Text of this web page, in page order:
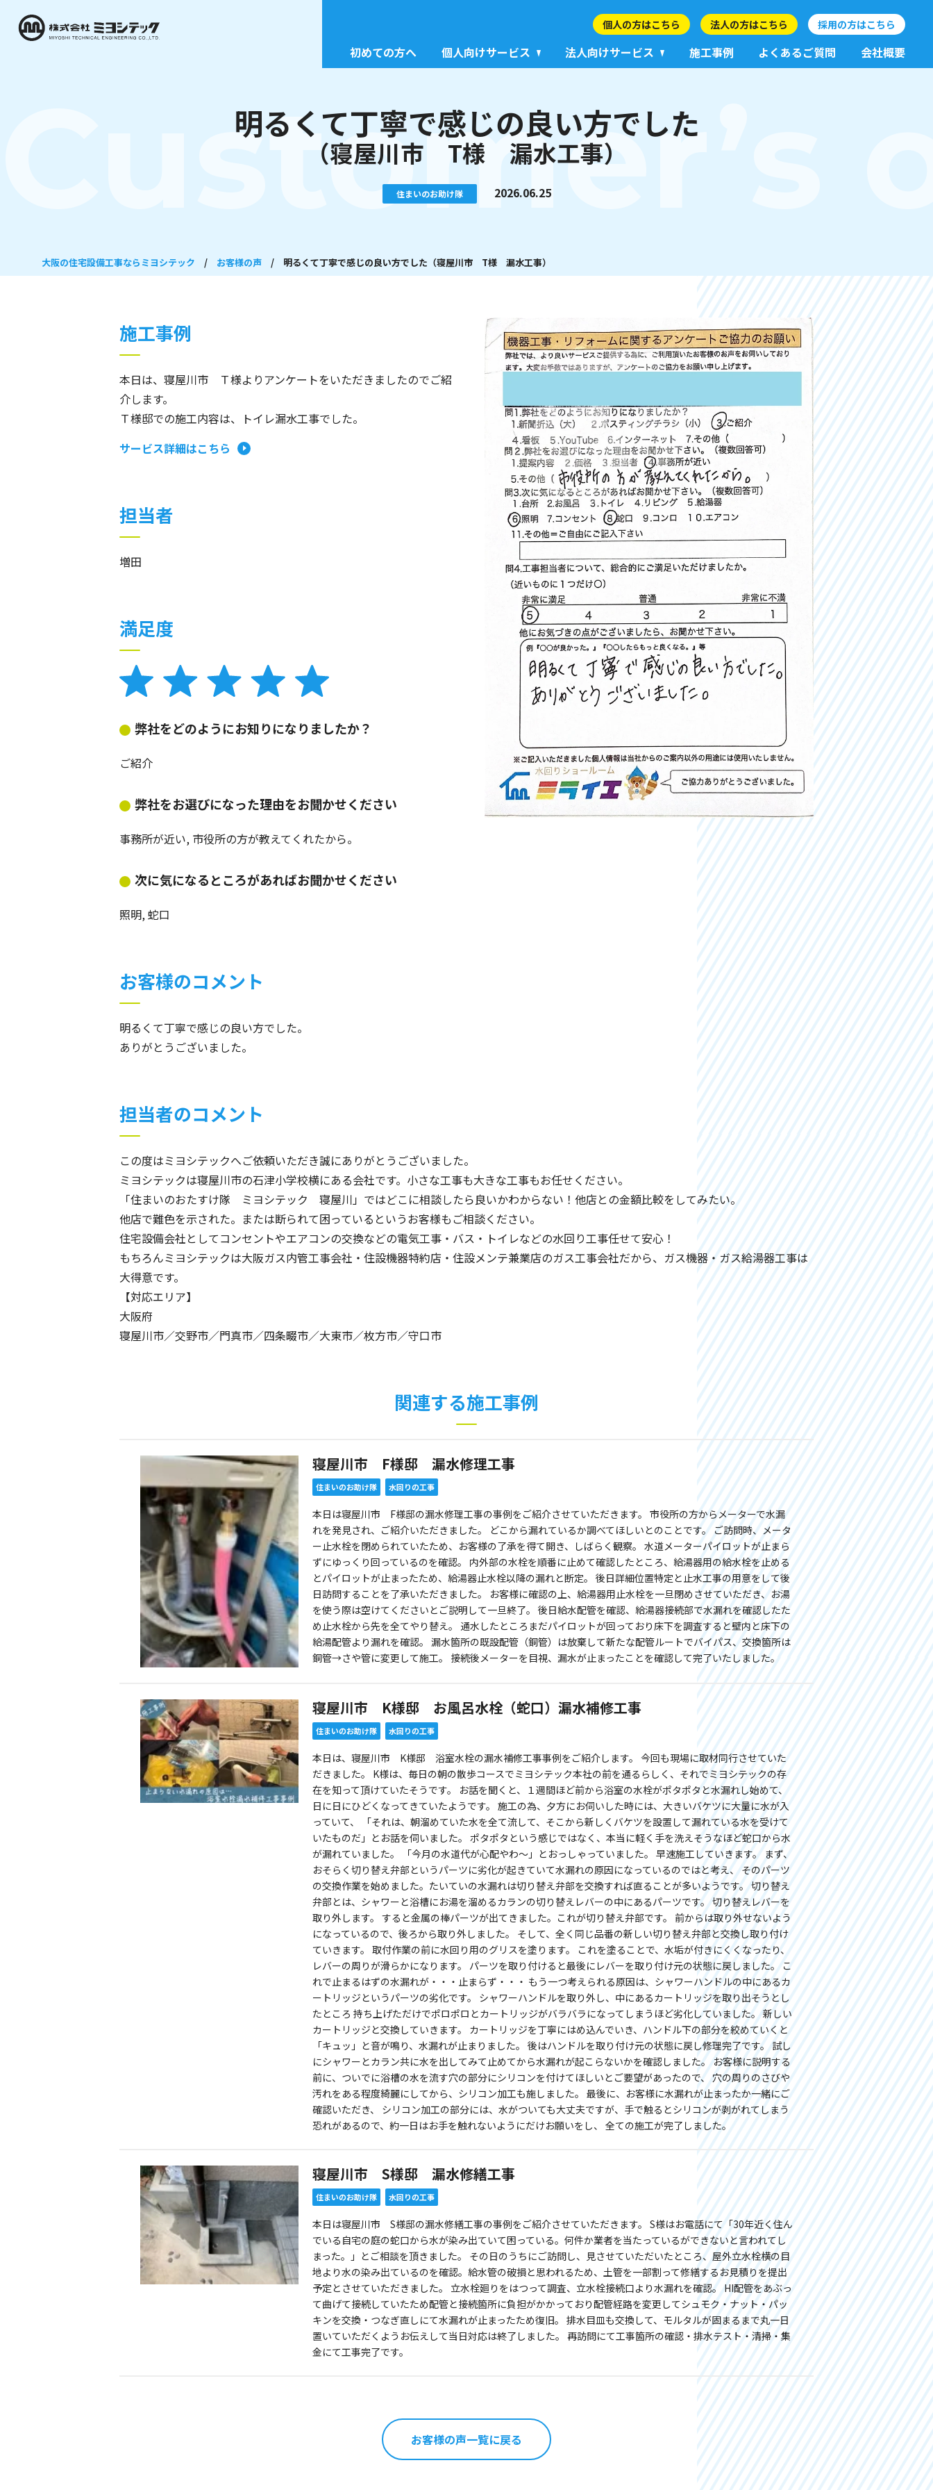
個人の方はこちら 法人の方はこちら 採用の方はこちら
初めての方へ 個人向けサービス 法人向けサービス 施工事例 よくあるご質問 会社概要
明るくて丁寧で感じの良い方でした
（寝屋川市 T様 漏水工事）
住まいのお助け隊 2026.06.25
大阪の住宅設備工事ならミヨシテック / お客様の声 / 明るくて丁寧で感じの良い方でした（寝屋川市 T様 漏水工事）
施工事例
本日は、寝屋川市 Ｔ様よりアンケートをいただきましたのでご紹
介します。
Ｔ様邸での施工内容は、トイレ漏水工事でした。
サービス詳細はこちら
担当者
増田
満足度
弊社をどのようにお知りになりましたか？
ご紹介
弊社をお選びになった理由をお聞かせください
事務所が近い, 市役所の方が教えてくれたから。
次に気になるところがあればお聞かせください
照明, 蛇口
お客様のコメント
明るくて丁寧で感じの良い方でした。
ありがとうございました。
担当者のコメント
この度はミヨシテックへご依頼いただき誠にありがとうございました。
ミヨシテックは寝屋川市の石津小学校横にある会社です。小さな工事も大きな工事もお任せください。
「住まいのおたすけ隊 ミヨシテック 寝屋川」ではどこに相談したら良いかわからない！他店との金額比較をしてみたい。
他店で難色を示された。または断られて困っているというお客様もご相談ください。
住宅設備会社としてコンセントやエアコンの交換などの電気工事・バス・トイレなどの水回り工事任せて安心！
もちろんミヨシテックは大阪ガス内管工事会社・住設機器特約店・住設メンテ兼業店のガス工事会社だから、ガス機器・ガス給湯器工事は
大得意です。
【対応エリア】
大阪府
寝屋川市／交野市／門真市／四条畷市／大東市／枚方市／守口市
関連する施工事例
寝屋川市 F様邸 漏水修理工事
住まいのお助け隊 水回りの工事
本日は寝屋川市 F様邸の漏水修理工事の事例をご紹介させていただきます。 市役所の方からメーターで水漏
れを発見され、ご紹介いただきました。 どこから漏れているか調べてほしいとのことです。 ご訪問時、メータ
ー止水栓を閉められていたため、お客様の了承を得て開き、しばらく観察。 水道メーターパイロットが止まら
ずにゆっくり回っているのを確認。 内外部の水栓を順番に止めて確認したところ、給湯器用の給水栓を止める
とパイロットが止まったため、給湯器止水栓以降の漏れと断定。 後日詳細位置特定と止水工事の用意をして後
日訪問することを了承いただきました。 お客様に確認の上、給湯器用止水栓を一旦閉めさせていただき、お湯
を使う際は空けてくださいとご説明して一旦終了。 後日給水配管を確認、給湯器接続部で水漏れを確認したた
め止水栓から先を全てやり替え。 通水したところまだパイロットが回っており床下を調査すると壁内と床下の
給湯配管より漏れを確認。 漏水箇所の既設配管（銅管）は放棄して新たな配管ルートでバイパス、交換箇所は
銅管→さや管に変更して施工。 接続後メーターを目視、漏水が止まったことを確認して完了いたしました。
寝屋川市 K様邸 お風呂水栓（蛇口）漏水補修工事
住まいのお助け隊 水回りの工事
本日は、寝屋川市 K様邸 浴室水栓の漏水補修工事事例をご紹介します。 今回も現場に取材同行させていた
だきました。 K様は、毎日の朝の散歩コースでミヨシテック本社の前を通るらしく、それでミヨシテックの存
在を知って頂けていたそうです。 お話を聞くと、１週間ほど前から浴室の水栓がポタポタと水漏れし始めて、
日に日にひどくなってきていたようです。 施工の為、夕方にお伺いした時には、大きいバケツに大量に水が入
っていて、 「それは、朝溜めていた水を全て流して、そこから新しくバケツを設置して漏れている水を受けて
いたものだ」とお話を伺いました。 ポタポタという感じではなく、本当に軽く手を洗えそうなほど蛇口から水
が漏れていました。 「今月の水道代が心配やわ～」とおっしゃっていました。 早速施工していきます。 まず、
おそらく切り替え弁部というパーツに劣化が起きていて水漏れの原因になっているのではと考え、 そのパーツ
の交換作業を始めました。たいていの水漏れは切り替え弁部を交換すれば直ることが多いようです。 切り替え
弁部とは、シャワーと浴槽にお湯を溜めるカランの切り替えレバーの中にあるパーツです。 切り替えレバーを
取り外します。 すると金属の棒パーツが出てきました。これが切り替え弁部です。 前からは取り外せないよう
になっているので、後ろから取り外しました。 そして、全く同じ品番の新しい切り替え弁部と交換し取り付け
ていきます。 取付作業の前に水回り用のグリスを塗ります。 これを塗ることで、水垢が付きにくくなったり、
レバーの周りが滑らかになります。 パーツを取り付けると最後にレバーを取り付け元の状態に戻しました。 こ
れで止まるはずの水漏れが・・・止まらず・・・ もう一つ考えられる原因は、シャワーハンドルの中にあるカ
ートリッジというパーツの劣化です。 シャワーハンドルを取り外し、中にあるカートリッジを取り出そうとし
たところ 持ち上げただけでポロポロとカートリッジがバラバラになってしまうほど劣化していました。 新しい
カートリッジと交換していきます。 カートリッジを丁寧にはめ込んでいき、ハンドル下の部分を絞めていくと
「キュッ」と音が鳴り、水漏れが止まりました。 後はハンドルを取り付け元の状態に戻し修理完了です。 試し
にシャワーとカラン共に水を出してみて止めてから水漏れが起こらないかを確認しました。 お客様に説明する
前に、ついでに浴槽の水を流す穴の部分にシリコンを付けてほしいとご要望があったので、 穴の周りのさびや
汚れをある程度綺麗にしてから、シリコン加工も施しました。 最後に、お客様に水漏れが止まったか一緒にご
確認いただき、 シリコン加工の部分には、水がついても大丈夫ですが、手で触るとシリコンが剥がれてしまう
恐れがあるので、約一日はお手を触れないようにだけお願いをし、 全ての施工が完了しました。
寝屋川市 S様邸 漏水修繕工事
住まいのお助け隊 水回りの工事
本日は寝屋川市 S様邸の漏水修繕工事の事例をご紹介させていただきます。 S様はお電話にて「30年近く住ん
でいる自宅の庭の蛇口から水が染み出ていて困っている。何件か業者を当たっているができないと言われてし
まった。」とご相談を頂きました。 その日のうちにご訪問し、見させていただいたところ、屋外立水栓横の目
地より水の染み出ているのを確認。給水管の破損と思われるため、土管を一部割って修繕するお見積りを提出
予定とさせていただきました。 立水栓廻りをはつって調査、立水栓接続口より水漏れを確認。 HI配管をあぶっ
て曲げて接続していたため配管と接続箇所に負担がかかっており配管経路を変更してシュモク・ナット・パッ
キンを交換・つなぎ直しにて水漏れが止まったため復旧。 排水目皿も交換して、モルタルが固まるまで丸一日
置いていただくようお伝えして当日対応は終了しました。 再訪問にて工事箇所の確認・排水テスト・清掃・集
金にて工事完了です。
お客様の声一覧に戻る